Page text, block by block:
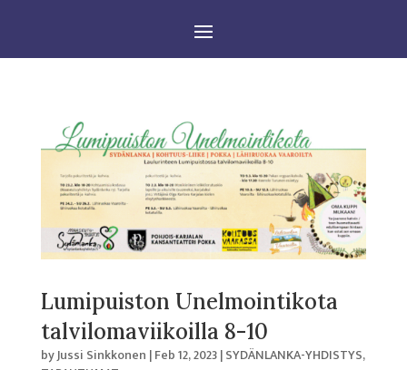
Lumipuiston Unelmointikota
talvilomaviikoilla 8-10
byJussi Sinkkonen |Feb 12, 2023|SYDÄNLANKA-YHDISTYS,